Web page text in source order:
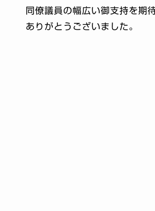
同僚議員の幅広い御支持を期
ありがとうございました。